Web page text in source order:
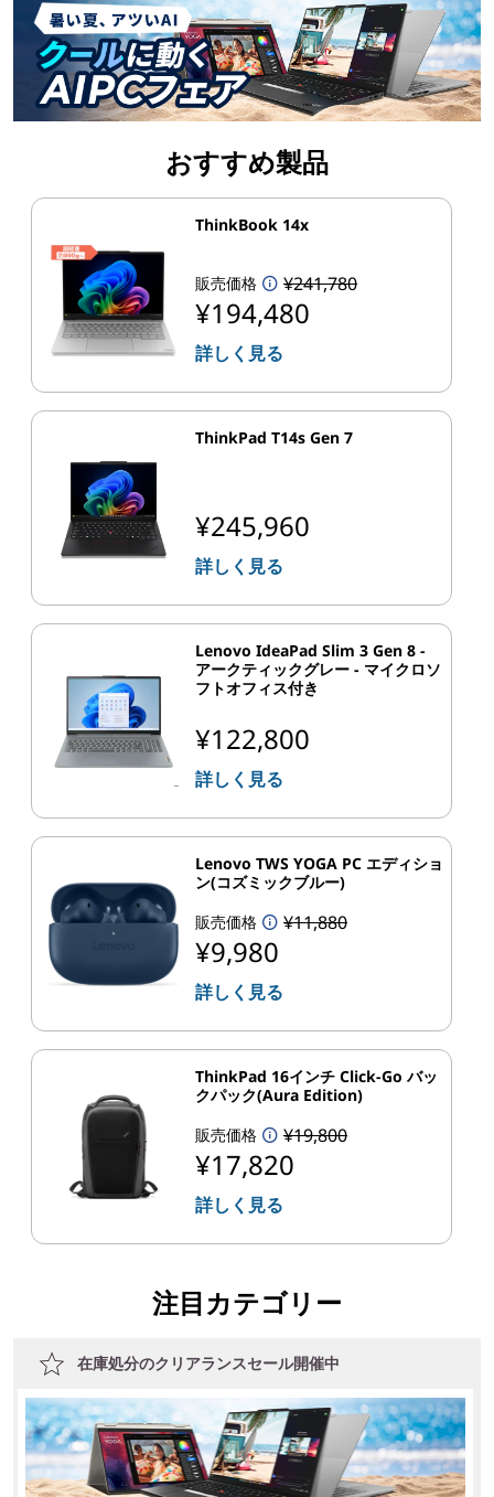
おすすめ製品
ThinkBook 14x
販売価格 ¥241,780
¥194,480
詳しく見る
ThinkPad T14s Gen 7
¥245,960
詳しく見る
Lenovo IdeaPad Slim 3 Gen 8 -
アークティックグレー - マイクロソ
フトオフィス付き
¥122,800
詳しく見る
Lenovo TWS YOGA PC エディショ
ン(コズミックブルー)
販売価格
¥11,880
¥9,980
詳しく見る
ThinkPad 16インチ Click-Go バッ
クパック(Aura Edition)
販売価格
¥19,800
¥17,820
詳しく見る
注目カテゴリー
在庫処分のクリアランスセール開催中